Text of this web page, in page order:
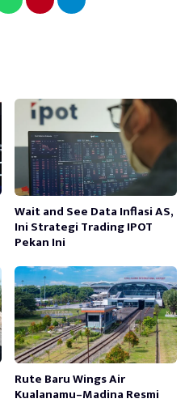
Wait and See Data Inflasi AS,
Ini Strategi Trading IPOT
Pekan Ini
Rute Baru Wings Air
Kualanamu–Madina Resmi